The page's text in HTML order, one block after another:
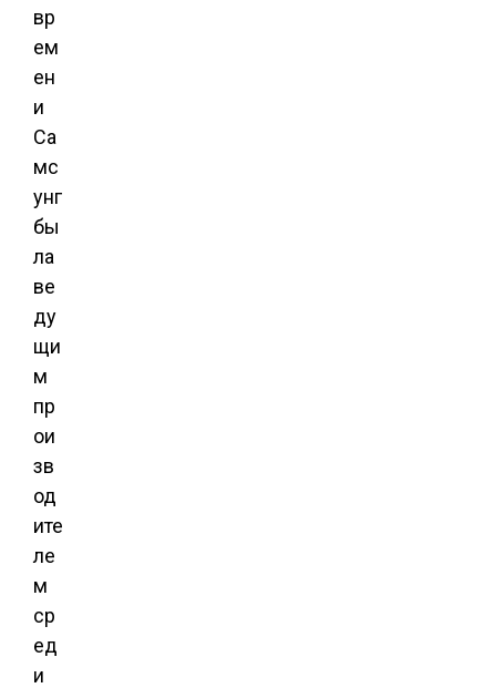
вр
ем
ен
и
Са
мс
унг
бы
ла
ве
ду
щи
м
пр
ои
зв
од
ите
ле
м
ср
ед
и